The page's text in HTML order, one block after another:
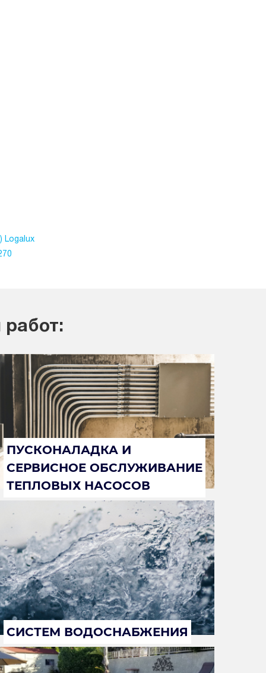
Logalux
ПУСКОНАЛАДКА И
СЕРВИСНОЕ ОБСЛУЖИВАНИЕ
ТЕПЛОВЫХ НАСОСОВ
СИСТЕМ ВОДОСНАБЖЕНИЯ